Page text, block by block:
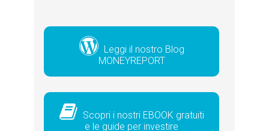
Leggi il nostro Blog
MONEYREPORT
Scopri i nostri EBOOK gratuiti
e le guide per investire